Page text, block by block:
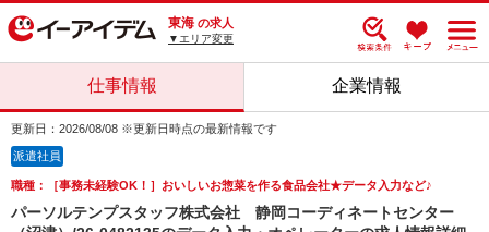
東海 の求人
▼エリア変更
仕事情報 企業情報
更新日：2026/08/08 ※更新日時点の最新情報です
派遣社員
職種：［事務未経験OK！］おいしいお惣菜を作る食品会社★データ入力など♪
パーソルテンプスタッフ株式会社 静岡コーディネートセンター